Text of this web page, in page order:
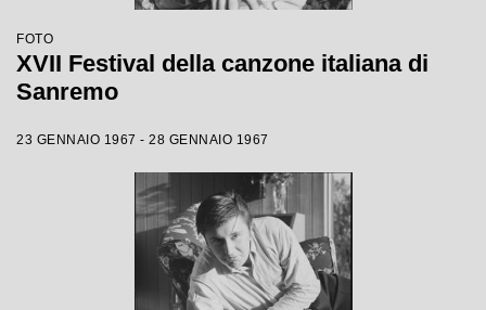
FOTO
XVII Festival della canzone italiana di
Sanremo
23 GENNAIO 1967 - 28 GENNAIO 1967